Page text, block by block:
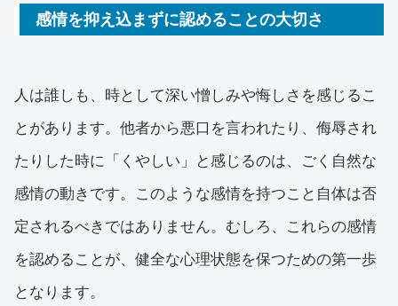
感情を抑え込まずに認めることの大切さ
人は誰しも、時として深い憎しみや悔しさを感じるこ
とがあります。他者から悪口を言われたり、侮辱され
たりした時に「くやしい」と感じるのは、ごく自然な
感情の動きです。このような感情を持つこと自体は否
定されるべきではありません。むしろ、これらの感情
を認めることが、健全な心理状態を保つための第一歩
となります。